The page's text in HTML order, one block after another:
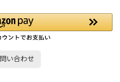
い合わせ